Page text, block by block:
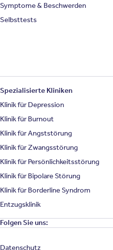
Symptome & Beschwerden
Selbsttests
Spezialisierte Kliniken
Klinik für Depression
Klinik für Burnout
Klinik für Angststörung
Klinik für Zwangsstörung
Klinik für Persönlichkeitsstörung
Klinik für Bipolare Störung
Klinik für Borderline Syndrom
Entzugsklinik
Folgen Sie uns:
Datenschutz